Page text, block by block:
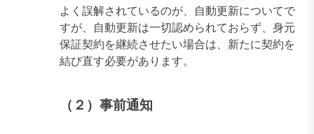
よく誤解されているのが、自動更新についてで
すが、自動更新は一切認められておらず、身元
保証契約を継続させたい場合は、新たに契約を
結び直す必要があります。
（２）事前通知